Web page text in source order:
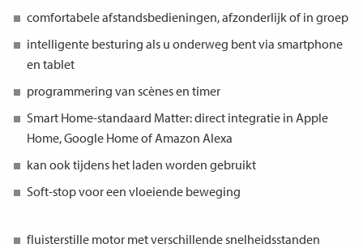
comfortabele afstandsbedieningen, afzonderlijk of in groep
intelligente besturing als u onderweg bent via smartphone
en tablet
programmering van scènes en timer
Smart Home-standaard Matter: direct integratie in Apple
Home, Google Home of Amazon Alexa
kan ook tijdens het laden worden gebruikt
Soft-stop voor een vloeiende beweging
fluisterstille motor met verschillende snelheidsstanden